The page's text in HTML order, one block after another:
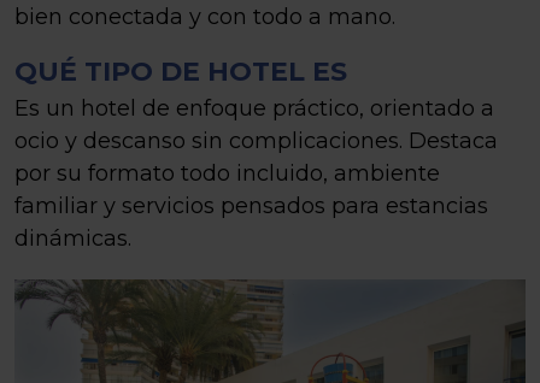
bien conectada y con todo a mano.
QUÉ TIPO DE HOTEL ES
Es un hotel de enfoque práctico, orientado a
ocio y descanso sin complicaciones. Destaca
por su formato todo incluido, ambiente
familiar y servicios pensados para estancias
dinámicas.